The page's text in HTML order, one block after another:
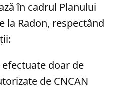
în cadrul Planului
la Radon, respectând
doar de
de CNCAN